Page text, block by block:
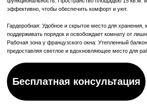
Рабочая зона у французского окна: Утепленный балкон стал частью комнаты,
предоставляя светлое и вдохновляющее место для работы или хобби.
Бесплатная консультация